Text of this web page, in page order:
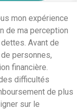
mon expérience
de ma perception
Avant de
personnes,
financière.
difficultés
de plus
sur le